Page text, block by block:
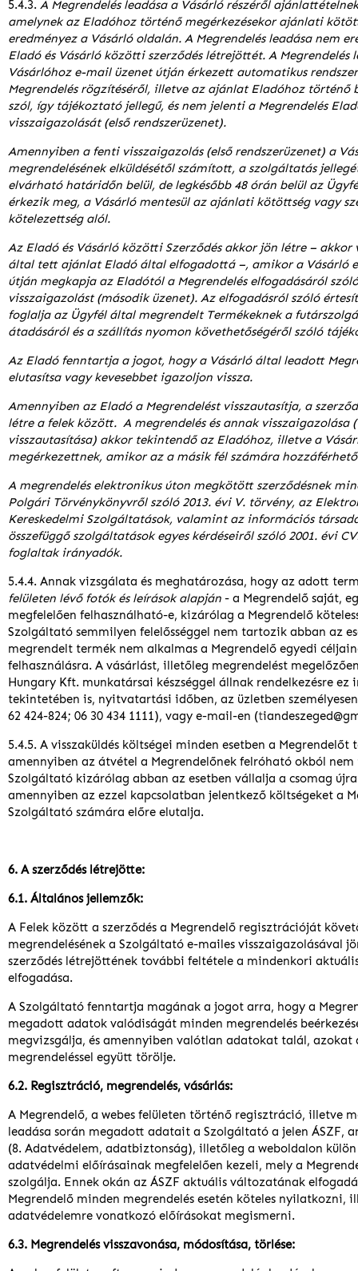
5.4.3. A Megrendelés leadása a Vásárló részéről
amelynek az Eladóhoz történő megérkezésekor ajánlati
eredményez a Vásárló oldalán. A Megrendelés leadása nem
Eladó és Vásárló közötti szerződés létrejöttét. A Megrendelés
Vásárlóhoz e-mail üzenet útján érkezett automatikus
Megrendelés rögzítéséről, illetve az ajánlat Eladóhoz történő
szól, így tájékoztató jellegű, és nem jelenti a Megrendelés
visszaigazolását (első rendszerüzenet).
Amennyiben a fenti visszaigazolás (első rendszerüzenet) a
megrendelésének elküldésétől számított, a szolgáltatás
elvárható határidőn belül, de legkésőbb 48 órán belül az
érkezik meg, a Vásárló mentesül az ajánlati kötöttség vagy
kötelezettség alól.
Az Eladó és Vásárló közötti Szerződés akkor jön létre – akkor
által tett ajánlat Eladó által elfogadottá –, amikor a Vásárló
útján megkapja az Eladótól a Megrendelés elfogadásáról szóló
visszaigazolást (második üzenet). Az elfogadásról szóló
foglalja az Ügyfél által megrendelt Termékeknek a
átadásáról és a szállítás nyomon követhetőségéről szóló
Az Eladó fenntartja a jogot, hogy a Vásárló által leadott
elutasítsa vagy kevesebbet igazoljon vissza.
Amennyiben az Eladó a Megrendelést visszautasítja, a
létre a felek között. A megrendelés és annak visszaigazolása
visszautasítása) akkor tekintendő az Eladóhoz, illetve a
megérkezettnek, amikor az a másik fél számára
A megrendelés elektronikus úton megkötött szerződésnek
Polgári Törvénykönyvről szóló 2013. évi V. törvény, az
Kereskedelmi Szolgáltatások, valamint az információs
összefüggő szolgáltatások egyes kérdéseiről szóló 2001. évi
foglaltak irányadók.
5.4.4. Annak vizsgálata és meghatározása, hogy az adott
felületen lévő fotók és leírások alapján - a Megrendelő saját,
megfelelően felhasználható-e, kizárólag a Megrendelő
Szolgáltató semmilyen felelősséggel nem tartozik abban az
megrendelt termék nem alkalmas a Megrendelő egyedi
felhasználásra. A vásárlást, illetőleg megrendelést
Hungary Kft. munkatársai készséggel állnak rendelkezésre ez
tekintetében is, nyitvatartási időben, az üzletben
62 424-824; 06 30 434 1111), vagy e-mail-en (t
5.4.5. A visszaküldés költségei minden esetben a Megrendelőt
amennyiben az átvétel a Megrendelőnek felróható okból
Szolgáltató kizárólag abban az esetben vállalja a csomag
amennyiben az ezzel kapcsolatban jelentkező költségeket a
Szolgáltató számára előre elutalja.
6. A szerződés létrejötte:
6.1. Általános jellemzők:
A Felek között a szerződés a Megrendelő regisztrációját
megrendelésének a Szolgáltató e-mailes visszaigazolásával
szerződés létrejöttének további feltétele a mindenkori
elfogadása.
A Szolgáltató fenntartja magának a jogot arra, hogy a
megadott adatok valódiságát minden megrendelés
megvizsgálja, és amennyiben valótlan adatokat talál, azokat
megrendeléssel együtt törölje.
6.2. Regisztráció, megrendelés, vásárlás:
A Megrendelő, a webes felületen történő regisztráció, illetve
leadása során megadott adatait a Szolgáltató a jelen ÁSZF,
(8. Adatvédelem, adatbiztonság), illetőleg a weboldalon
adatvédelmi előírásainak megfelelően kezeli, mely a
szolgálja. Ennek okán az ÁSZF aktuális változatának
Megrendelő minden megrendelés esetén köteles nyilatkozni,
adatvédelemre vonatkozó előírásokat megismerni.
6.3. Megrendelés visszavonása, módosítása, törlése: